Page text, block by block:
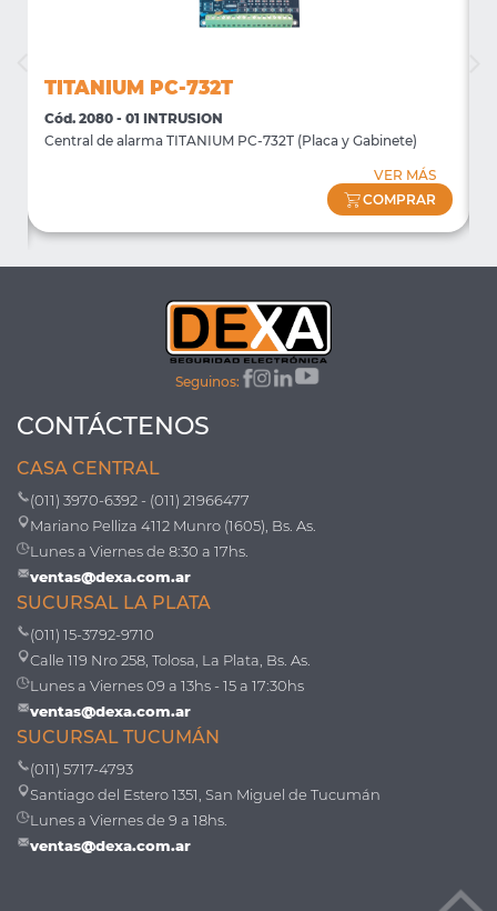
TITANIUM PC-732T
Cód. 2080 - 01 INTRUSION
Central de alarma TITANIUM PC-732T (Placa y Gabinete)
VER MÁS
COMPRAR
Seguinos:
CONTÁCTENOS
CASA CENTRAL
(011) 3970-6392 - (011) 21966477
Mariano Pelliza 4112 Munro (1605), Bs. As.
Lunes a Viernes de 8:30 a 17hs.
ventas@dexa.com.ar
SUCURSAL LA PLATA
(011) 15-3792-9710
Calle 119 Nro 258, Tolosa, La Plata, Bs. As.
Lunes a Viernes 09 a 13hs - 15 a 17:30hs
ventas@dexa.com.ar
SUCURSAL TUCUMÁN
(011) 5717-4793
Santiago del Estero 1351, San Miguel de Tucumán
Lunes a Viernes de 9 a 18hs.
ventas@dexa.com.ar